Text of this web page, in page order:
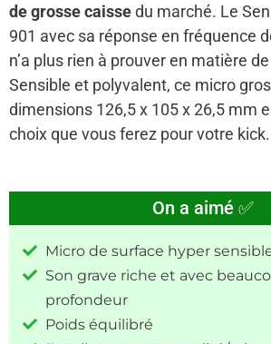
de grosse caissedu marché. Le
901 avec sa réponse en fréquence
n’a plus rien à prouver en matière
Sensible et polyvalent, ce micro
dimensions 126,5 x 105 x 26,5 mm
choix que vous ferez pour votre kick.
On a aimé ✅
Micro de surface hyper
Son grave riche et avec
profondeur
Poids équilibré